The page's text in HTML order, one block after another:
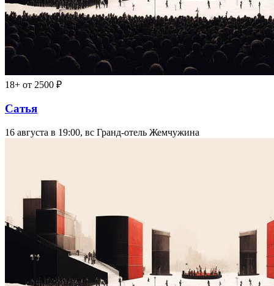
18+ от 2500 ₽
Сатья
16 августа в 19:00, вс Гранд-отель Жемчужина